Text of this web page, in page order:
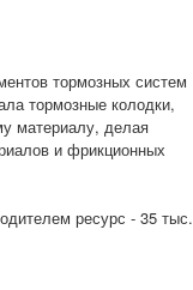
тормозных систем
тормозные колодки,
материалу, делая
и фрикционных
ресурс - 35 тыс.